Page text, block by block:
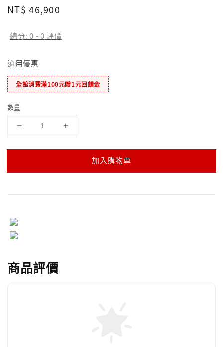
Regular
NT$ 46,900
總分:0 -0評價
適用優惠
全館消費滿100元贈1元回饋金
數量
加入購物車
商品評價